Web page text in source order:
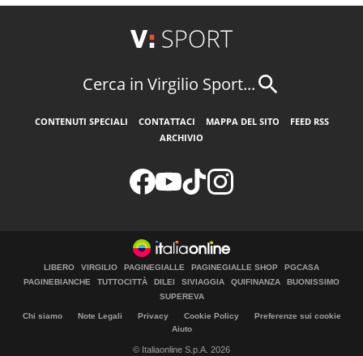
Cerca in Virgilio Sport...
CONTENUTI SPECIALI CONTATTACI MAPPA DEL SITO
FEED RSS
ARCHIVIO
LIBERO VIRGILIO PAGINEGIALLE PAGINEGIALLE SHOP
PGCASA
PAGINEBIANCHE
TUTTOCITTÀ DILEI SIVIAGGIA QUIFINANZA
BUONISSIMO
SUPEREVA
Chi siamo Note Legali Privacy Cookie Policy
Preferenze sui cookie
Aiuto
© Italiaonline S.p.A. 2026